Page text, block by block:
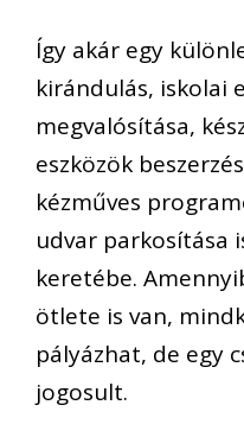
Így akár egy
kirándulás, iskolai
megvalósítása,
eszközök
kézműves
udvar parkosítása
keretébe.
ötlete is van,
pályázhat, de egy
jogosult.